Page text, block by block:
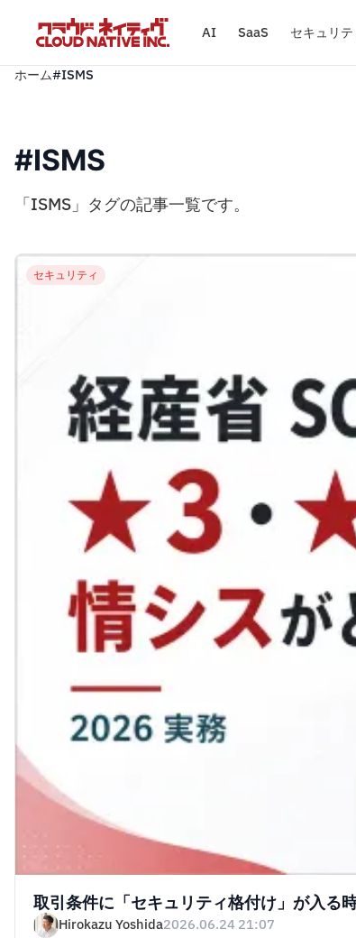
AI SaaS セキュリテ
ホーム#ISMS
#ISMS
「ISMS」タグの記事一覧です。
セキュリティ
取引条件に「セキュリティ格付け」が入
Hirokazu Yoshida2026.06.24 21:07